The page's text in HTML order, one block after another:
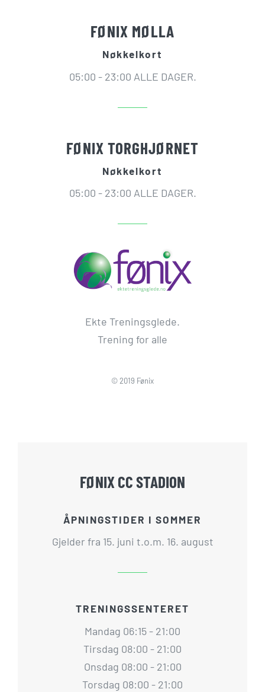
FØNIX MØLLA
Nøkkelkort
05:00 - 23:00 ALLE DAGER.
FØNIX TORGHJØRNET
Nøkkelkort
05:00 - 23:00 ALLE DAGER.
Ekte Treningsglede.
Trening for alle
© 2019 Fønix
FØNIX CC STADION
ÅPNINGSTIDER I SOMMER
Gjelder fra 15. juni t.o.m. 16. august
TRENINGSSENTERET
Mandag 06:15 - 21:00
Tirsdag 08:00 - 21:00
Onsdag 08:00 - 21:00
Torsdag 08:00 - 21:00